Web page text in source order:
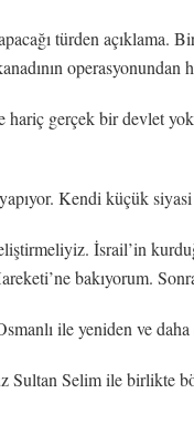
türden açıklama.
gerçek bir devlet
Kendi küçük siyasi
İsrail’in
bakıyorum.
ile yeniden ve
Selim ile birlikte